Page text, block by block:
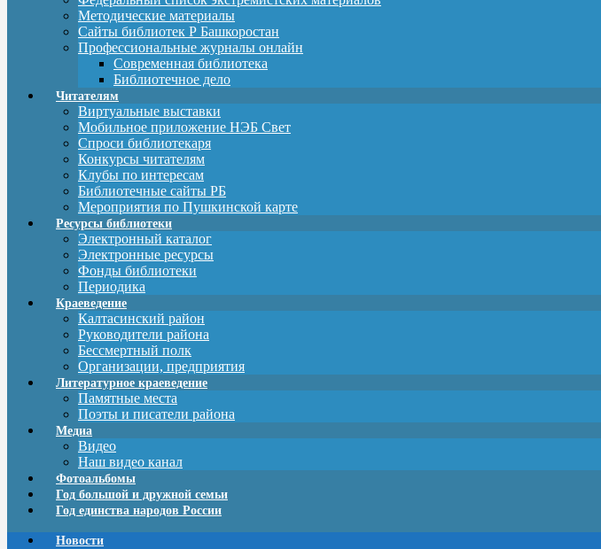
Методические материалы
Сайты библиотек Р Башкоростан
Профессиональные журналы онлайн
Современная библиотека
Библиотечное дело
Читателям
Виртуальные выставки
Мобильное приложение НЭБ Свет
Спроси библиотекаря
Конкурсы читателям
Клубы по интересам
Библиотечные сайты РБ
Мероприятия по Пушкинской карте
Ресурсы библиотеки
Электронный каталог
Электронные ресурсы
Фонды библиотеки
Периодика
Краеведение
Калтасинский район
Руководители района
Бессмертный полк
Организации, предприятия
Литературное краеведение
Памятные места
Поэты и писатели района
Медиа
Видео
Наш видео канал
Фотоальбомы
Год большой и дружной семьи
Год единства народов России
Новости